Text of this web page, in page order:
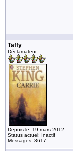
Taffy
Déclamateur
Depuis le: 19 mars 2012
Status actuel: Inactif
Messages: 3617